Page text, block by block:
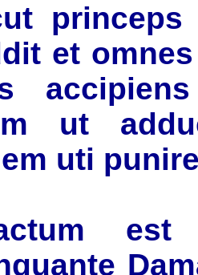
princeps
et
ut
uti